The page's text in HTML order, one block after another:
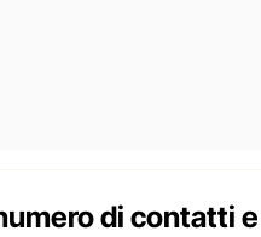
di contatti e